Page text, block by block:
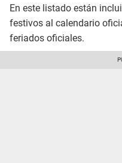
En este listado están
festivos al calendario
feriados oficiales.